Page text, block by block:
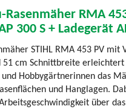
Rasenmäher RMA
300 S + Ladegerät
STIHL RMA 453 PV mit
51 cm Schnittbreite erleichtert
Hobbygärtnerinnen das
und Hanglagen.
über